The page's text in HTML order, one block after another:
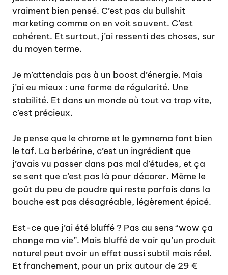
vraiment bien pensé. C’est pas du bullshit
marketing comme on en voit souvent. C’est
cohérent. Et surtout, j’ai ressenti des choses, sur
du moyen terme.
Je m’attendais pas à un boost d’énergie. Mais
j’ai eu mieux : une forme de régularité. Une
stabilité. Et dans un monde où tout va trop vite,
c’est précieux.
Je pense que le chrome et le gymnema font bien
le taf. La berbérine, c’est un ingrédient que
j’avais vu passer dans pas mal d’études, et ça
se sent que c’est pas là pour décorer. Même le
goût du peu de poudre qui reste parfois dans la
bouche est pas désagréable, légèrement épicé.
Est-ce que j’ai été bluffé ? Pas au sens “wow ça
change ma vie”. Mais bluffé de voir qu’un produit
naturel peut avoir un effet aussi subtil mais réel.
Et franchement, pour un prix autour de 29 €